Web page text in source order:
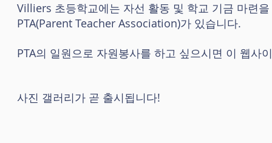
Villiers 초등학교에는 자선 활동 및 학교 기금 마련
PTA(Parent Teacher Association)가 있습니다.
PTA의 일원으로 자원봉사를 하고 싶으시면 이 웹
사진 갤러리가 곧 출시됩니다!